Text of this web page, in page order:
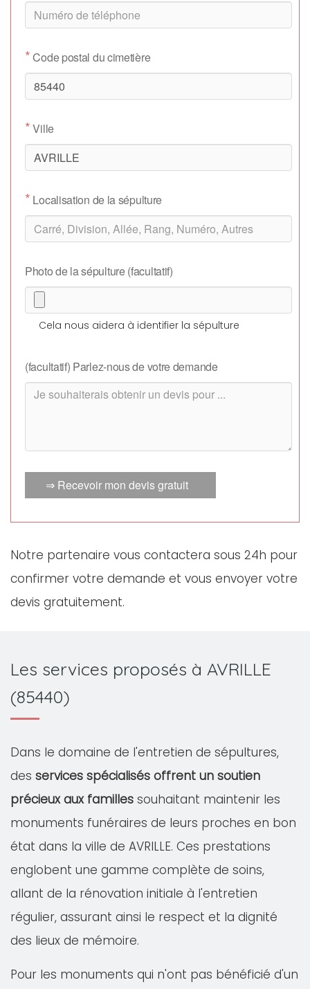
*Code postal du cimetière
*Ville
* Localisation de la sépulture
Photo de la sépulture (facultatif)
Cela nous aidera à identifier la sépulture
(facultatif) Parlez-nous de votre demande
⇒ Recevoir mon devis gratuit
Notre partenaire vous contactera sous 24h pour
confirmer votre demande et vous envoyer votre
devis gratuitement.
Les services proposés à AVRILLE
(85440)
Dans le domaine de l'entretien de sépultures,
des services spécialisés offrent un soutien
précieux aux familles souhaitant maintenir les
monuments funéraires de leurs proches en bon
état dans la ville de AVRILLE. Ces prestations
englobent une gamme complète de soins,
allant de la rénovation initiale à l'entretien
régulier, assurant ainsi le respect et la dignité
des lieux de mémoire.
Pour les monuments qui n'ont pas bénéficié d'un